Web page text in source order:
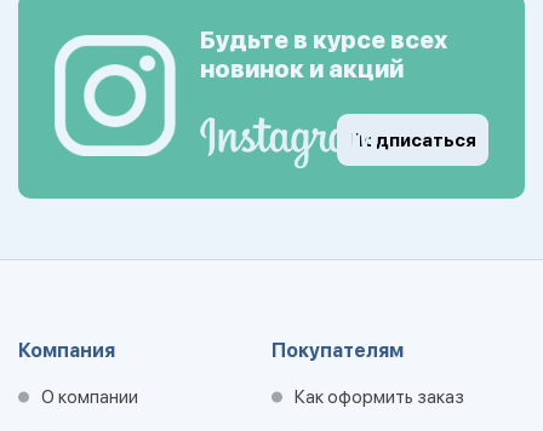
Будьте в курсе всех
новинок и акций
Подписаться
Компания
О компании
Покупателям
Как оформить заказ